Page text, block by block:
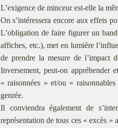
L’exigence de minceur est-elle la
On s’intéressera encore aux effets
L’obligation de faire figurer un
affiches, etc.), met en lumière
de prendre la mesure de l’impact
Inversement, peut-on appréhender
« raisonnées » et/ou «
genrée.
Il conviendra également de
représentation de tous ces « excès